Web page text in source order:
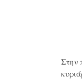
Στην